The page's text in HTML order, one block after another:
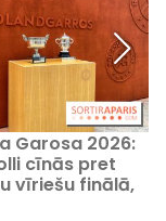
Garosa 2026:
cīnās pret
vīriešu finālā,